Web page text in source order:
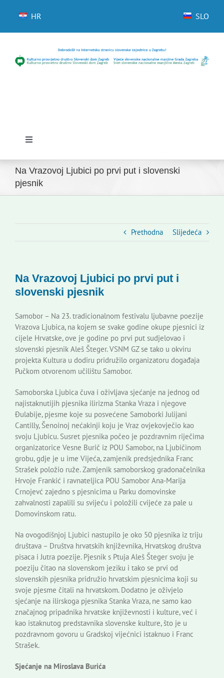
HR SLO
Toggle
Početna
Novosti
Kontakti
Novi odmev – naše glasilo
Izdavaštvo
Korisne informacije
Na Vrazovoj Ljubici po prvi put i slovenski
pjesnik
Prethodna Slijedeća
Na Vrazovoj Ljubici po prvi put i
slovenski pjesnik
Samobor – Na 23. tradicionalnom festivalu ljubavne poezije
Vrazova Ljubica, na kojem se svake godine okupe pjesnici iz
cijele Hrvatske, ove je godine po prvi put sudjelovao i
slovenski pjesnik Aleš Šteger. VSNM GZ se tako u okviru
projekta Kultura u dodiru pridružilo organizatoru događaja
Pučkom otvorenom učilištu Samobor.
Samoborska Ljubica čuva i oživljava sjećanje na jednog od
najistaknutijih pjesnika ilirizma Stanka Vraza i njegove
Đulabije, pjesme koje su posvećene Samoborki Julijani
Cantilly, Šenoinoj nećakinji koju je Vraz ovjekovječio kao
svoju Ljubicu. Susret pjesnika počeo je pozdravnim riječima
organizatorice Vesne Burič iz POU Samobor, na Ljubičinom
grobu, gdje je u ime Vijeća, zamjenik predsjednika Franc
Strašek položio ruže. Zamjenik samoborskog gradonačelnika
Hrvoje Frankić i ravnateljica POU Samobor Ana-Marija
Crnojevć zajedno s pjesnicima u Parku domovinske
zahvalnosti zapalili su svijeću i položili cvijeće za pale u
Domovinskom ratu.
Na ovogodišnjoj Ljubici nastupilo je oko 50 pjesnika iz triju
društava – Društva hrvatskih književnika, Hrvatskog društva
pisaca i Jutra poezije. Pjesnik s Ptuja Aleš Šteger svoju je
poeziju čitao na slovenskom jeziku i tako se prvi od
slovenskih pjesnika pridružio hrvatskim pjesnicima koji su
svoje pjesme čitali na hrvatskom. Dodatno je oživjelo
sjećanje na ilirskoga pjesnika Stanka Vraza, ne samo kao
značajnog pripadnika hrvatske književnosti i kulture, već i
kao istaknutog predstavnika slovenske kulture, što je u
pozdravnom govoru u Gradskoj vijećnici istaknuo i Franc
Strašek.
Sjećanje na Miroslava Burića